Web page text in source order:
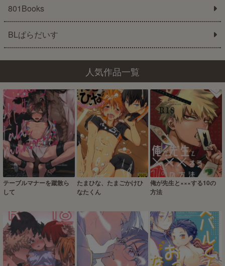
801Books
BLぱらだいす
人気作品一覧
テーブルマナーを蹴散ら
して
たまひな、たまごかけひ
なたくん
俺が先生と×××する10の
方法